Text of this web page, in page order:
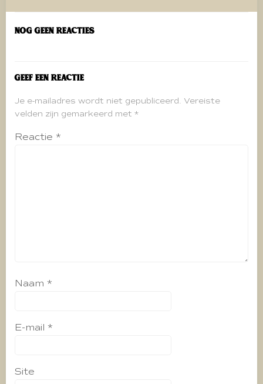
navigatie
Nog geen reacties
Geef een reactie
Je e-mailadres wordt niet gepubliceerd. Vereiste
velden zijn gemarkeerd met *
Reactie *
Naam *
E-mail *
Site